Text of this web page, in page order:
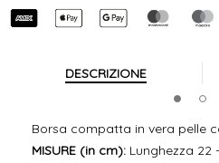
DESCRIZIONE
Borsa compatta in vera pelle
MISURE (in cm): Lunghezza 22